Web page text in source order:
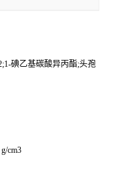
碘乙基碳酸异丙酯;头孢
cm3